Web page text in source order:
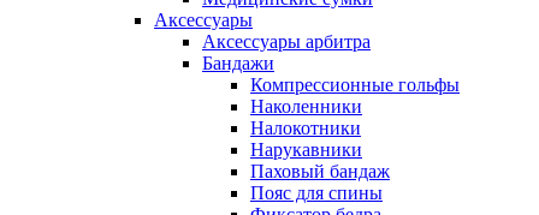
Аксессуары
Аксессуары арбитра
Бандажи
Компрессионные гольфы
Наколенники
Налокотники
Нарукавники
Паховый бандаж
Пояс для спины